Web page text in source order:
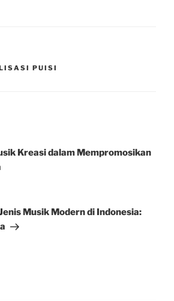
PUISI
Kreasi dalam Mempromosikan
Musik Modern di Indonesia: